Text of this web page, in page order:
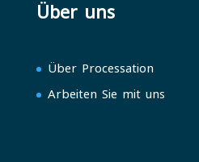
Über uns
Über Processation
Arbeiten Sie mit uns